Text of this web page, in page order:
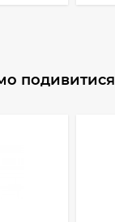
подивитися